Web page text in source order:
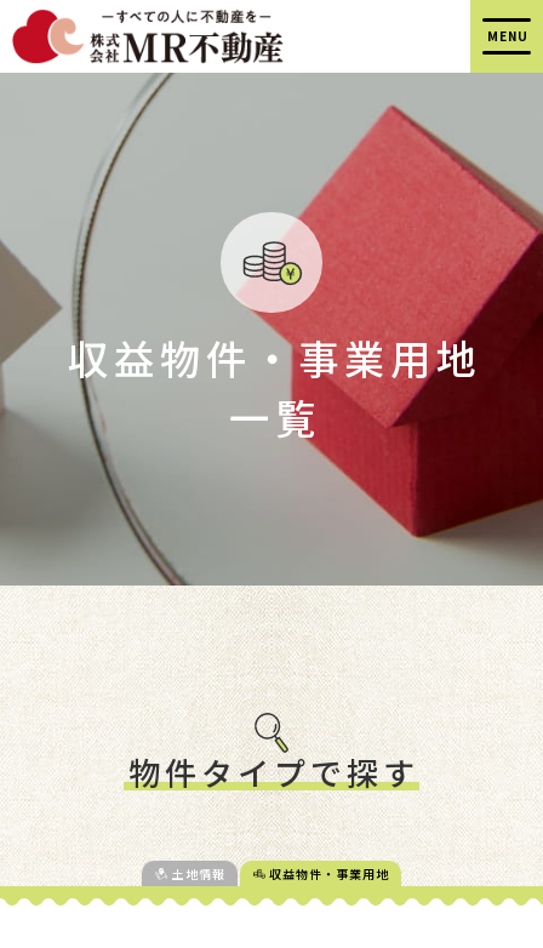
収益物件 ・事業用地
一覧
物件タイプで探す
土地情報 収益物件・事業用地